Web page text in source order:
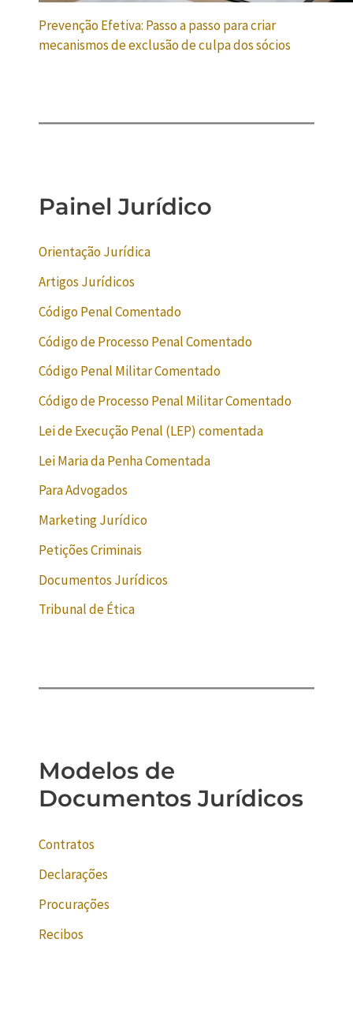
Prevenção Efetiva: Passo a passo para criar
mecanismos de exclusão de culpa dos sócios
Painel Jurídico
Orientação Jurídica
Artigos Jurídicos
Código Penal Comentado
Código de Processo Penal Comentado
Código Penal Militar Comentado
Código de Processo Penal Militar Comentado
Lei de Execução Penal (LEP) comentada
Lei Maria da Penha Comentada
Para Advogados
Marketing Jurídico
Petições Criminais
Documentos Jurídicos
Tribunal de Ética
Modelos de
Documentos Jurídicos
Contratos
Declarações
Procurações
Recibos